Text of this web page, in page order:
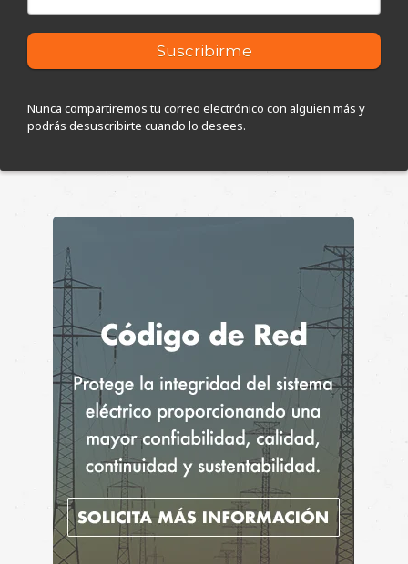
Nunca compartiremos tu correo electrónico con alguien más y
podrás desuscribirte cuando lo desees.